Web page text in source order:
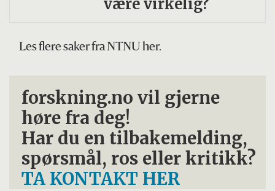
være virkelig?
Les flere saker fra NTNU her.
forskning.no vil gjerne
høre fra deg!
Har du en tilbakemelding,
spørsmål, ros eller kritikk?
TA KONTAKT HER